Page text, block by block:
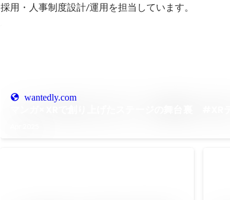
採用・人事制度設計/運用を担当しています。
wantedly.com